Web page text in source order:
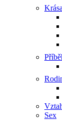
Krása
Sex